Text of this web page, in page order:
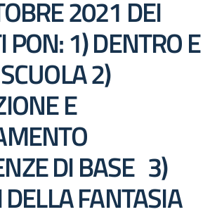
2021 DEI
PON: 1) DENTRO E
2)
E
DI BASE 3)
FANTASIA